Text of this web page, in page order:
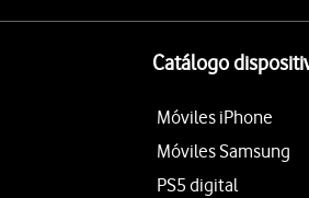
Catálogo
Móviles iPhone
Móviles Samsung
PS5 digital